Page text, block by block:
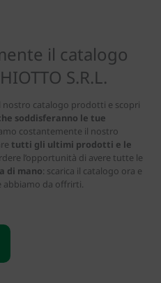
il catalogo
S.R.L.
nostro catalogo prodotti e scopri
soddisferanno le tue
costantemente il nostro
tutti gli ultimi prodotti e le
l’opportunità di avere tutte le
di mano: scarica il catalogo ora e
abbiamo da offrirti.